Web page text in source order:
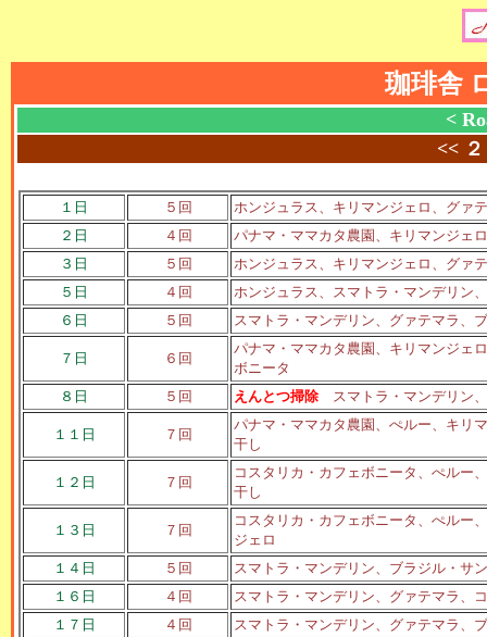
珈琲舎
<
<<
１日 ５回
ホンジュラス、キリマンジェロ、グァ
２日
４回
パナマ・ママカタ農園、キリマンジェ
３日
５回
ホンジュラス、キリマンジェロ、グァ
５日
４回
ホンジュラス、スマトラ・マンデリン
６日
５回 スマトラ・マンデリン、グァテマラ、
７日 ６回
パナマ・ママカタ農園、キリマンジェ
ボニータ
８日
５回 えんとつ掃除 スマトラ・マンデリン
１１日 ７回
パナマ・ママカタ農園、ぺルー、キリ
干し
１２日 ７回
コスタリカ・カフェボニータ、ぺルー
干し
１３日 ７回
コスタリカ・カフェボニータ、ぺルー
ジェロ
１４日
５回
スマトラ・マンデリン、ブラジル・サ
１６日
４回
スマトラ・マンデリン、グァテマラ、
１７日
４回
スマトラ・マンデリン、グァテマラ、